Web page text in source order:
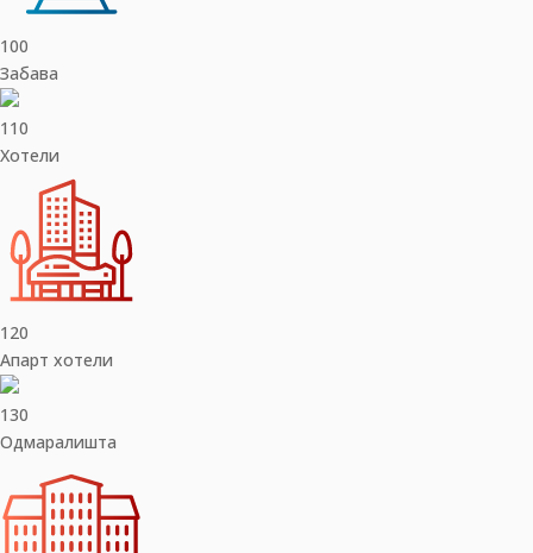
100
Забава
110
Хотели
120
Апарт хотели
130
Одмаралишта